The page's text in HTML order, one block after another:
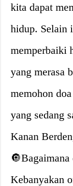
kita dapat
hidup. Selain
memperbaiki
yang merasa
memohon
yang sedang
Kanan
Kebanyakan